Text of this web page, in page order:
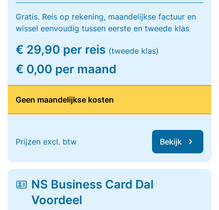
Gratis. Reis op rekening, maandelijkse factuur en
wissel eenvoudig tussen eerste en tweede klas
€ 29,90 per reis (tweede klas)
€ 0,00 per maand
Geen maandelijkse kosten
Prijzen excl. btw Bekijk
NS Business Card Dal
Voordeel